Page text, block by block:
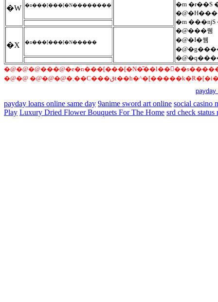
�W �n���[���[�N��������
�m �ɍ��S
�m ���ǌS
�@���쒬
�@�I�쒬
�X �n���[���[�N�����
payday
payday loans online same day 9anime sword art online social casino
Play Luxury Dried Flower Bouquets For The Home srd check status